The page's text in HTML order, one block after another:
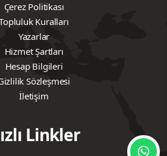
Çerez Politikası
Kuralları
Yazarlar
Hizmet Şartları
Hesap Bilgileri
Sözleşmesi
İletişim
Linkler